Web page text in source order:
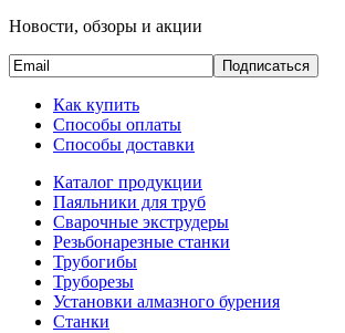
Новости, обзоры и акции
Подписаться
Как купить
Способы оплаты
Способы доставки
Каталог продукции
Паяльники для труб
Сварочные экструдеры
Резьбонарезные станки
Трубогибы
Труборезы
Установки алмазного бурения
Станки